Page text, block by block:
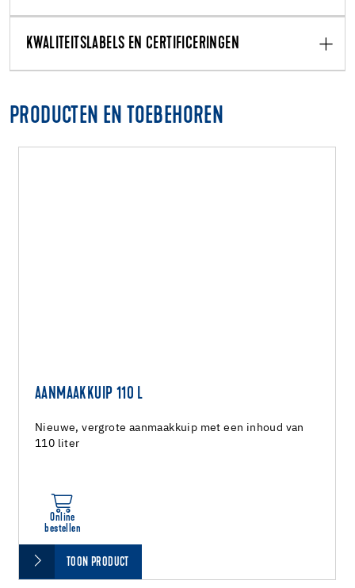
KWALITEITSLABELS EN CERTIFICERINGEN
PRODUCTEN EN TOEBEHOREN
AANMAAKKUIP 110 L
Nieuwe, vergrote aanmaakkuip met een inhoud van
110 liter
Online
bestellen
TOON PRODUCT